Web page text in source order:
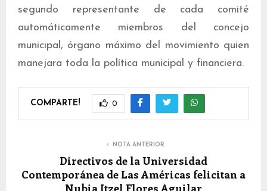
segundo representante de cada comité
automáticamente miembros del concejo
municipal, órgano máximo del movimiento quien
manejara toda la política municipal y financiera.
COMPARTE! 0
NOTA ANTERIOR
Directivos de la Universidad
Contemporánea de Las Américas felicitan a
Nubia Itzel Flores Aguilar